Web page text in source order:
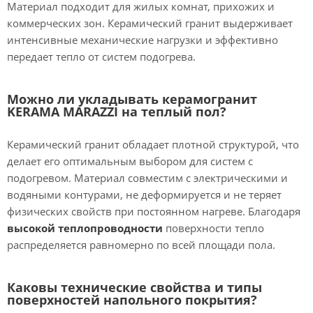
Материал подходит для жилых комнат, прихожих и
коммерческих зон. Керамический гранит выдерживает
интенсивные механические нагрузки и эффективно
передает тепло от систем подогрева.
Можно ли укладывать керамогранит
KERAMA MARAZZI на теплый пол?
Керамический гранит обладает плотной структурой, что
делает его оптимальным выбором для систем с
подогревом. Материал совместим с электрическими и
водяными контурами, не деформируется и не теряет
физических свойств при постоянном нагреве. Благодаря
высокой теплопроводности поверхности тепло
распределяется равномерно по всей площади пола.
Каковы технические свойства и типы
поверхностей напольного покрытия?